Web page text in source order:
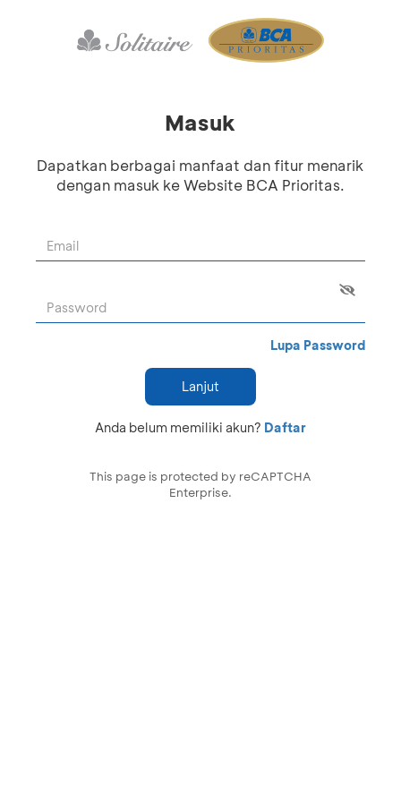
Masuk
Dapatkan berbagai manfaat dan fitur menarik
dengan masuk ke Website BCA Prioritas.
Lupa Password
Lanjut
Anda belum memiliki akun? Daftar
This page is protected by reCAPTCHA
Enterprise.